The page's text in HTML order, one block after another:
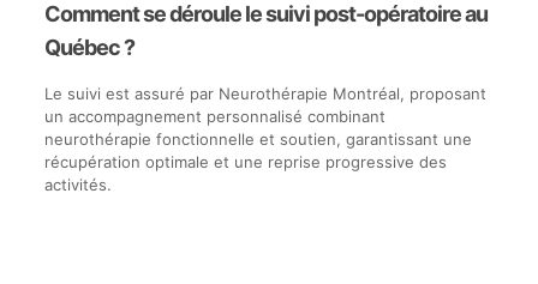
Comment se déroule le suivi post-opératoire au
Québec ?
Le suivi est assuré par Neurothérapie Montréal, proposant
un accompagnement personnalisé combinant
neurothérapie fonctionnelle et soutien, garantissant une
récupération optimale et une reprise progressive des
activités.